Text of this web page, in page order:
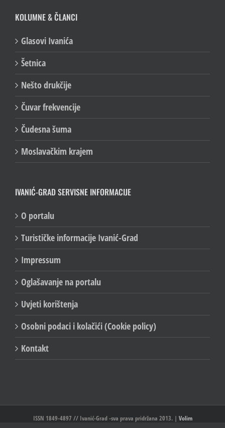
KOLUMNE & ČLANCI
Glasovi Ivanića
Šetnica
Nešto drukčije
Čuvar frekvencije
Čudesna šuma
Moslavačkim krajem
IVANIĆ-GRAD SERVISNE INFORMACIJE
O portalu
Turističke informacije Ivanić-Grad
Impressum
Oglašavanje na portalu
Uvjeti korištenja
Osobni podaci i kolačići (Cookie policy)
Kontakt
ISSN 1849-4897 // Ivanić-Grad -sva prava pridržana 2013. | Volim